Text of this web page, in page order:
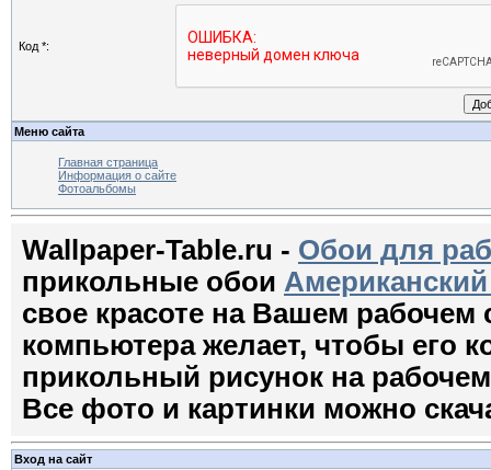
Код *:
Меню сайта
Главная страница
Информация о сайте
Фотоальбомы
Wallpaper-Table.ru - Обои для
прикольные обои
свое красоте на Вашем
компьютера желает, чтобы его
прикольный рисунок на
Все фото и картинки можно
Вход на сайт